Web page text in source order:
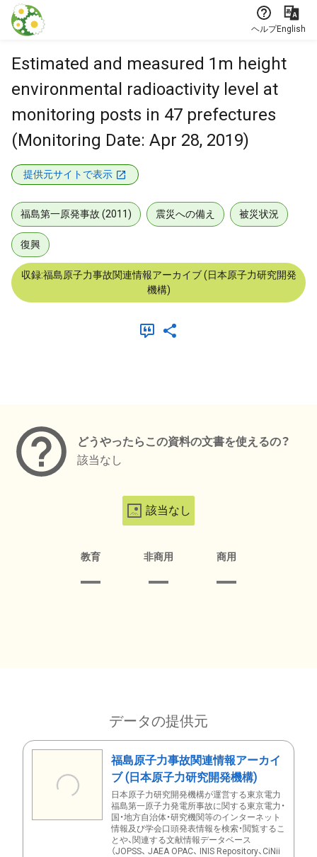
本文に飛ぶ
ヘルプEnglish
Estimated and measured 1m height
environmental radioactivity level at
monitoring posts in 47 prefectures
(Monitoring Date: Apr 28, 2019)
提供元サイトで表示
福島第一原発事故 (2011) 震災への備え 被災状況
復興
収録:福島原子力事故関連情報アーカイブ (日本原子力研究開発
機構)
どうやったらこの資料の文書を使えるの？
該当なし
該当なし
教育 非商用 商用
データの提供元
福島原子力事故関連情報アーカイ
ブ (日本原子力研究開発機構)
日本原子力研究開発機構が運営する東京電力
福島第一原子力発電所事故に関する東京電力・
国・地方自治体・研究機関等のインターネット
情報及び学会口頭発表情報を検索・閲覧するこ
とや、関連する文献情報データベース
（JOPSS、 JAEA OPAC、 INIS Repository、CiNii